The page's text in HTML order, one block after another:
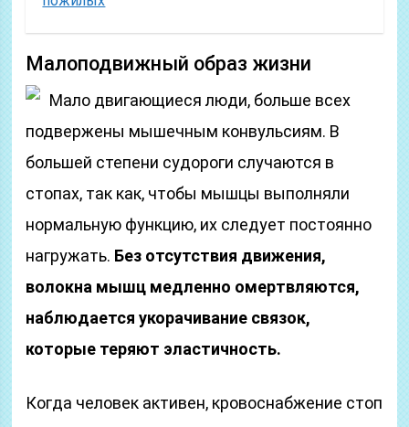
Малоподвижный образ жизни
Мало двигающиеся люди, больше всех
подвержены мышечным конвульсиям. В
большей степени судороги случаются в
стопах, так как, чтобы мышцы выполняли
нормальную функцию, их следует постоянно
нагружать. Без отсутствия движения,
волокна мышц медленно омертвляются,
наблюдается укорачивание связок,
которые теряют эластичность.
Когда человек активен, кровоснабжение стоп